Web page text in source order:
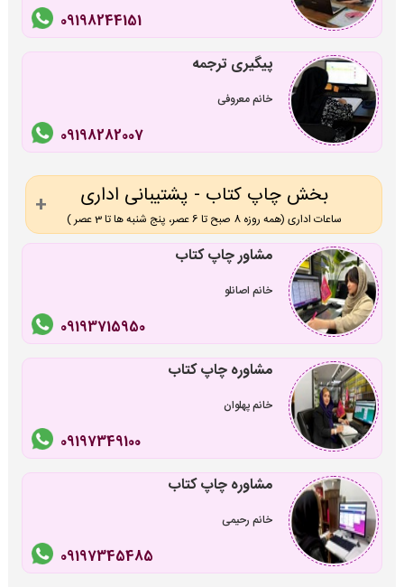
09198244151
پیگیری ترجمه
خانم معروفی
09198282007
بخش چاپ کتاب - پشتیبانی اداری
ساعات اداری (همه روزه 8 صبح تا 6 عصر، پنج شنبه ها تا 3 عصر )
مشاور چاپ کتاب
خانم اصانلو
09193715950
مشاوره چاپ کتاب
خانم پهلوان
09197349100
مشاوره چاپ کتاب
خانم رحیمی
09197345485